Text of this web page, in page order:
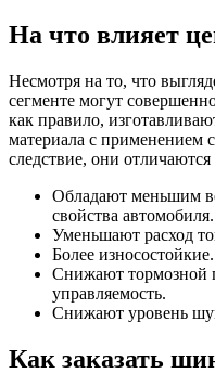
На что влияет
Несмотря на то, что
сегменте могут
как правило,
материала с применением
следствие, они
Обладают меньшим
свойства автомобиля.
Уменьшают расход
Более износостойкие.
Снижают тормозной
управляемость.
Снижают уровень
Как заказать